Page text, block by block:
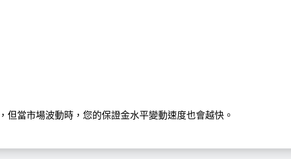
但當市場波動時，您的保證金水平變動速度也會越快。